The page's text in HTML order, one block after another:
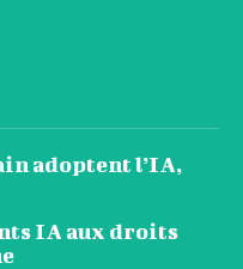
adoptent l’IA,
IA aux droits